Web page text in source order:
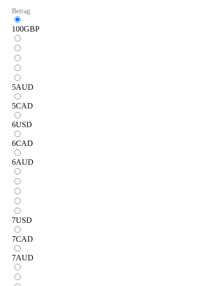
Betrag:
100GBP
5AUD
5CAD
6USD
6CAD
6AUD
7USD
7CAD
7AUD